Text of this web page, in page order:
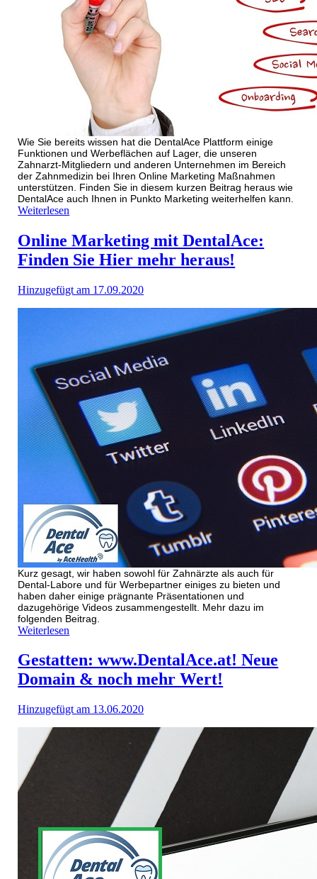
Wie Sie bereits wissen hat die DentalAce Plattform einige
Funktionen und Werbeflächen auf Lager, die unseren
Zahnarzt-Mitgliedern und anderen Unternehmen im Bereich
der Zahnmedizin bei Ihren Online Marketing Maßnahmen
unterstützen. Finden Sie in diesem kurzen Beitrag heraus wie
DentalAce auch Ihnen in Punkto Marketing weiterhelfen kann.
Weiterlesen
Online Marketing mit DentalAce:
Finden Sie Hier mehr heraus!
Hinzugefügt am 17.09.2020
Kurz gesagt, wir haben sowohl für Zahnärzte als auch für
Dental-Labore und für Werbepartner einiges zu bieten und
haben daher einige prägnante Präsentationen und
dazugehörige Videos zusammengestellt. Mehr dazu im
folgenden Beitrag.
Weiterlesen
Gestatten: www.DentalAce.at! Neue
Domain & noch mehr Wert!
Hinzugefügt am 13.06.2020